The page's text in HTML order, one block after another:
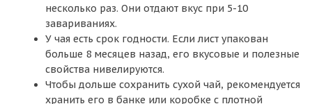
несколько раз. Они отдают вкус при 5-10
завариваниях.
У чая есть срок годности. Если лист упакован
больше 8 месяцев назад, его вкусовые и полезные
свойства нивелируются.
Чтобы дольше сохранить сухой чай, рекомендуется
хранить его в банке или коробке с плотной